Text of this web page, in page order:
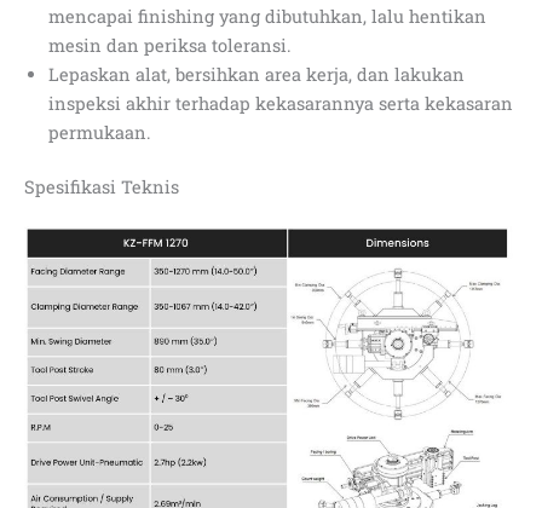
mencapai finishing yang dibutuhkan, lalu hentikan
mesin dan periksa toleransi.
Lepaskan alat, bersihkan area kerja, dan lakukan
inspeksi akhir terhadap kekasarannya serta kekasaran
permukaan.
Spesifikasi Teknis